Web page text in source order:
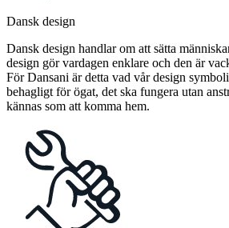
Dansk design
Dansk design handlar om att sätta
design gör vardagen enklare och den är
För Dansani är detta vad vår design
behagligt för ögat, det ska fungera utan
kännas som att komma hem.